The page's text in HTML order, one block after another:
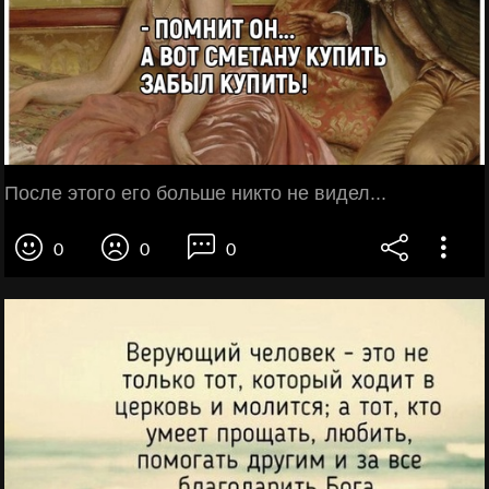
После этого его больше никто не видел...
0 0 0